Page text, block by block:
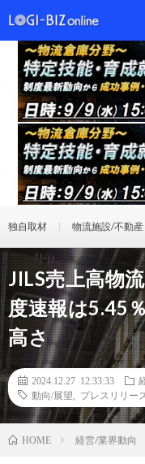
独自取材 物流施設/不動産
JILS売上高物
度速報は5.45
高さ
2024.12.27 12:33:33
動向/展望
プレスリリー
HOME 経営/業界動向